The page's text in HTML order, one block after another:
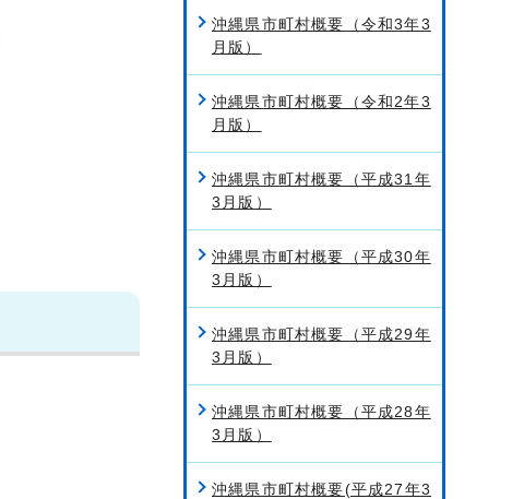
沖縄県市町村概要（令和3年3
月版）
沖縄県市町村概要（令和2年3
月版）
沖縄県市町村概要（平成31年
3月版）
沖縄県市町村概要（平成30年
3月版）
沖縄県市町村概要（平成29年
3月版）
沖縄県市町村概要（平成28年
3月版）
沖縄県市町村概要(平成27年3